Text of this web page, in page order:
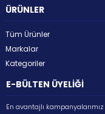
ÜRÜNLER
Tüm Ürünler
Markalar
Kategoriler
E-BÜLTEN ÜYELİĞİ
En avantajlı